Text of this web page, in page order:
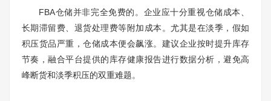
FBA仓储并非完全免费的。企业应十分重视仓储成本、
长期滞留费、退货处理费等附加成本。尤其是在淡季，假如
积压货品严重，仓储成本便会飙涨。建议企业按时提升库存
节奏，融合平台提供的库存健康报告进行数据分析，避免高
峰断货和淡季积压的双重难题。